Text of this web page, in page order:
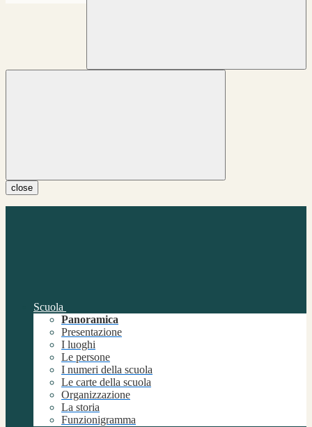
close
Scuola
Panoramica
Presentazione
I luoghi
Le persone
I numeri della scuola
Le carte della scuola
Organizzazione
La storia
Funzionigramma